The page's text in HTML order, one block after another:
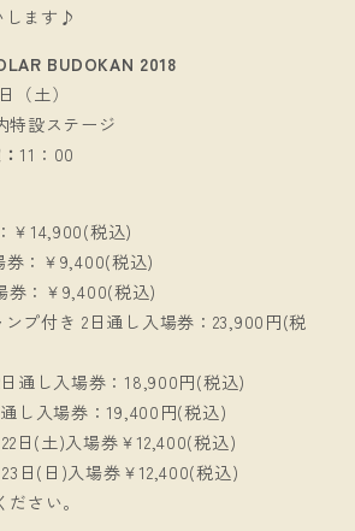
します♪
BUDOKAN 2018
（土）
特設ステージ
11：00
￥14,900(税込)
券：￥9,400(税込)
券：￥9,400(税込)
ンプ付き 2日通し入場券：23,900円(税
通し入場券：18,900円(税込)
し入場券：19,400円(税込)
日(土)入場券￥12,400(税込)
日(日)入場券￥12,400(税込)
さい。